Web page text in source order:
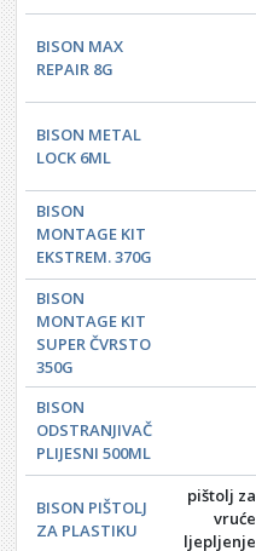
BISON MAX
REPAIR 8G
BISON METAL
LOCK 6ML
BISON
MONTAGE KIT
EKSTREM. 370G
BISON
MONTAGE KIT
SUPER ČVRSTO
350G
BISON
ODSTRANJIVAČ
PLIJESNI 500ML
BISON PIŠTOLJ
ZA PLASTIKU
pištolj za
vruće
ljepljenje